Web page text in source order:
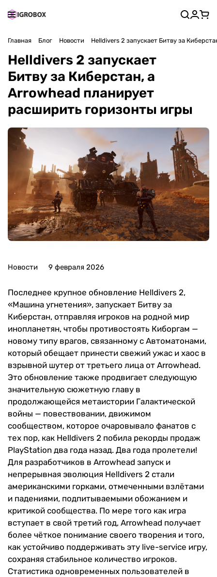
Главная Блог Новости Helldivers 2 запускает Битву за
Helldivers 2 запускает
Битву за Киберстан, а
Arrowhead планирует
расширить горизонты игры
Новости 9 февраля 2026
Последнее крупное обновление Helldivers 2,
«Машина угнетения», запускает Битву за
Киберстан, отправляя игроков на родной мир
инопланетян, чтобы противостоять Киборгам —
новому типу врагов, связанному с Автоматонами,
который обещает принести свежий ужас и хаос в
взрывной шутер от третьего лица от Arrowhead.
Это обновление также продвигает следующую
значительную сюжетную главу в
продолжающейся метаистории Галактической
войны — повествовании, движимом
сообществом, которое очаровывало фанатов с
тех пор, как Helldivers 2 побила рекорды продаж
PlayStation два года назад. Два года пролетели!
Для разработчиков в Arrowhead запуск и
непрерывная эволюция Helldivers 2 стали
американскими горками, отмеченными взлётами
и падениями, подпитываемыми обожанием и
критикой сообщества. По мере того как игра
вступает в свой третий год, Arrowhead получает
более чёткое понимание своего творения и того,
как устойчиво поддерживать эту live-service игру,
сохраняя стабильное количество игроков.
Статистика одновременных пользователей в